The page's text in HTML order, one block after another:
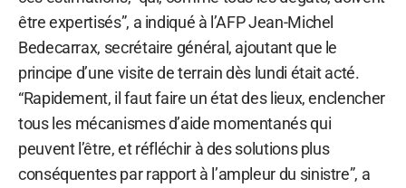
être expertisés”, a indiqué à l’AFP Jean-Michel
Bedecarrax, secrétaire général, ajoutant que le
principe d’une visite de terrain dès lundi était acté.
“Rapidement, il faut faire un état des lieux, enclencher
tous les mécanismes d’aide momentanés qui
peuvent l’être, et réfléchir à des solutions plus
conséquentes par rapport à l’ampleur du sinistre”, a